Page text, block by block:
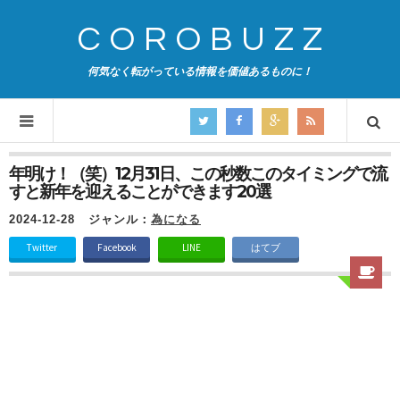
COROBUZZ
何気なく転がっている情報を価値あるものに！
年明け！（笑）12月31日、この秒数このタイミングで流
すと新年を迎えることができます20選
2024-12-28 ジャンル： 為になる
Twitter Facebook LINE はてブ